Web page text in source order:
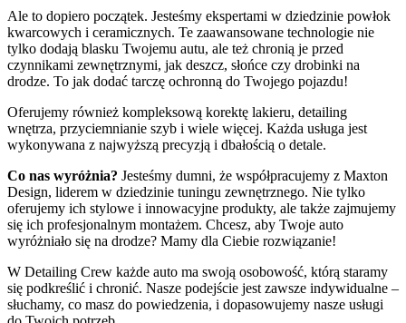
Ale to dopiero początek. Jesteśmy ekspertami w dziedzinie powłok
kwarcowych i ceramicznych. Te zaawansowane technologie nie
tylko dodają blasku Twojemu autu, ale też chronią je przed
czynnikami zewnętrznymi, jak deszcz, słońce czy drobinki na
drodze. To jak dodać tarczę ochronną do Twojego pojazdu!
Oferujemy również kompleksową korektę lakieru, detailing
wnętrza, przyciemnianie szyb i wiele więcej. Każda usługa jest
wykonywana z najwyższą precyzją i dbałością o detale.
Co nas wyróżnia? Jesteśmy dumni, że współpracujemy z Maxton
Design, liderem w dziedzinie tuningu zewnętrznego. Nie tylko
oferujemy ich stylowe i innowacyjne produkty, ale także zajmujemy
się ich profesjonalnym montażem. Chcesz, aby Twoje auto
wyróżniało się na drodze? Mamy dla Ciebie rozwiązanie!
W Detailing Crew każde auto ma swoją osobowość, którą staramy
się podkreślić i chronić. Nasze podejście jest zawsze indywidualne –
słuchamy, co masz do powiedzenia, i dopasowujemy nasze usługi